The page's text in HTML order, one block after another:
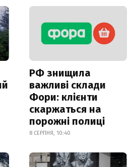
РФ знищила
важливі склади
Фори: клієнти
скаржаться на
порожні полиці
8 СЕРПНЯ, 10:40